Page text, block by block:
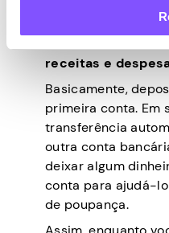
estratégias
receitas e
Basicamente,
primeira conta. Em
transferência
outra conta
deixar algum
conta para ajudá-
de poupança.